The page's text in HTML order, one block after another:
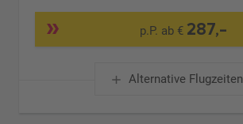
p.P. ab € 287,-
Alternative Flugzeiten